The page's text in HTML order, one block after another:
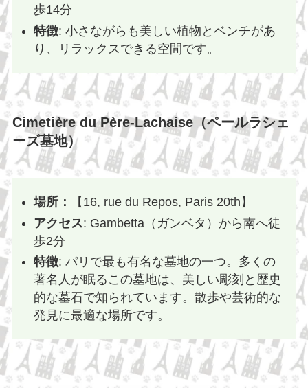
歩14分
特徴: 小さながらも美しい植物とベンチがあ
り、リラックスできる空間です。
Cimetière du Père-Lachaise（ペールラシェ
ーズ墓地）
場所：
【16, rue du Repos, Paris 20th】
アクセス: Gambetta（ガンベタ）から南へ徒
歩2分
特徴: パリで最も有名な墓地の一つ。多くの
著名人が眠るこの墓地は、美しい彫刻と歴史
的な墓石で知られています。散歩や芸術的な
発見に最適な場所です。